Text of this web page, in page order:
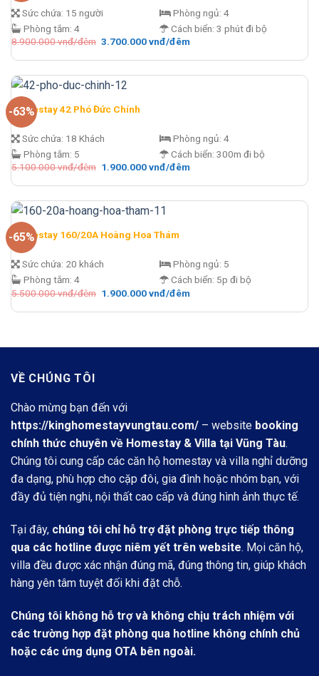
Sức chứa: 15 người
Phòng tắm: 4
Phòng ngủ: 4
Cách biển: 3 phút đi bộ
8.900.000vnđ/đêm Giá
là:
đêm.
3.700.000vnđ/đêmGiá
tại
3.700.000 vnđ/
-63%
Homestay 42 Phó Đức Chính
Sức chứa: 18 Khách
Phòng tắm: 5
Phòng ngủ: 4
Cách biển: 300m đi bộ
5.100.000vnđ/đêm Giá
là:
đêm.
1.900.000vnđ/đêmGiá
tại
1.900.000 vnđ/
-65%
Homestay 160/20A Hoàng Hoa Thám
Sức chứa: 20 khách
Phòng tắm: 4
Phòng ngủ: 5
Cách biển: 5p đi bộ
5.500.000vnđ/đêm Giá
là:
1.900.000vnđ/đêmGiá
tại
VỀ CHÚNG TÔI
Chào mừng bạn đến với
https://kinghomestayvungtau.com/ – website booking
chính thức chuyên về Homestay & Villa tại Vũng Tàu.
Chúng tôi cung cấp các căn hộ homestay và villa nghỉ dưỡng
đa dạng, phù hợp cho cặp đôi, gia đình hoặc nhóm bạn, với
đầy đủ tiện nghi, nội thất cao cấp và đúng hình ảnh thực tế.
Tại đây, chúng tôi chỉ hỗ trợ đặt phòng trực tiếp thông
qua các hotline được niêm yết trên website. Mọi căn hộ,
villa đều được xác nhận đúng mã, đúng thông tin, giúp khách
hàng yên tâm tuyệt đối khi đặt chỗ.
Chúng tôi không hỗ trợ và không chịu trách nhiệm với
các trường hợp đặt phòng qua hotline không chính chủ
hoặc các ứng dụng OTA bên ngoài.